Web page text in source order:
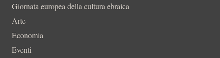
Giornata europea della cultura ebraica
Arte
Economia
Eventi